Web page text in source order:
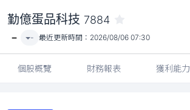
勤億蛋品科技 7884
- - 最近更新時間： 2026/08/06 07:30
個股概覽 財務報表 獲利能力